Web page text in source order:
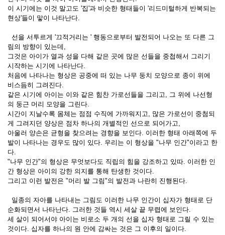
이 시기에는 이것 말고도 '집'과 비슷한 형태들이 '리드미털하게 반복되는
현상'들이 맣이 나타난다.
선을 서투르게 '끄적거리는 ' 행동으로부터 발전되어 나오는 또 다른 그
림의 방향이 있는데,
그것은 아이가 열과 성을 다해 같은 곳에 많은 선들을 중첩해서 그리기
시작하는 시기에 나타난다.
처음에 나타나는 형상은 공중에 떠 있는 나무 둥치 모양으로 종이 위에
비스듬히 그려진다.
같은 시기에 아이는 이와 같은 힘찬 가로선들을 그리고, 그 위에 나선형
의 둥근 머리 모양을 그린다.
시간이 지날수록 몸체는 점점 수직에 가까워지고, 많은 가로선이 중첨되
게 그려지던 양상은 점차 하나의 개별적인 선으로 되어가고,
아울러 양손은 균형을 찾으려는 경향을 보인다. 이러한 형태 아래쪽에 두
발이 나타나는 경우도 많이 있다. 우리는 이 형상을 "나무 인간"이라고 한
다.
"나무 인간"의 형상은 무엇보다도 직립의 힘을 강조하고 있따. 이러한 인
간 형상은 아이의 강한 의지를 통해 탄생한 것이다.
그리고 이런 발전은 "머리 발 그림"의 발전과 나란히 진행된다.
일종의 자아를 나타내는 그림도 이러한 나무 인간이 십자가 형태로 단
순화되면서 나타난다. 그러한 것들 역시 세살 끝 무렵에 보인다.
세 살이 되어서야 아이는 비로소 두 개의 선을 십자 형태로 그릴 수 있는
것이다. 십자를 하나의 원 안에 감싸는 것은 그 이후의 일이다.